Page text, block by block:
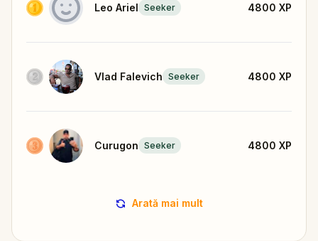
Leo Ariel Seeker 4800 XP
Vlad Falevich Seeker 4800 XP
Curugon Seeker 4800 XP
Arată mai mult